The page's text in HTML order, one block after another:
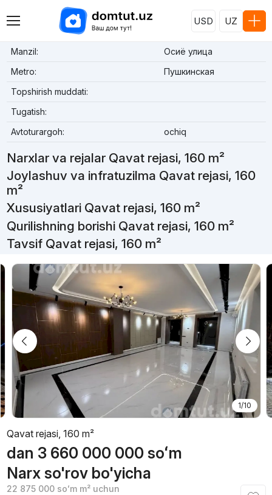
USD UZ
Manzil:
Осиё улица
Metro:
Пушкинская
Topshirish muddati:
Tugatish:
Avtoturargoh:
ochiq
Narxlar va rejalar Qavat rejasi, 160 m²
Joylashuv va infratuzilma Qavat rejasi, 160
m²
Xususiyatlari Qavat rejasi, 160 m²
Qurilishning borishi Qavat rejasi, 160 m²
Tavsif Qavat rejasi, 160 m²
1/10
Qavat rejasi, 160 m²
dan 3 660 000 000 soʻm
Narx so'rov bo'yicha
22 875 000 soʻmm² uchun